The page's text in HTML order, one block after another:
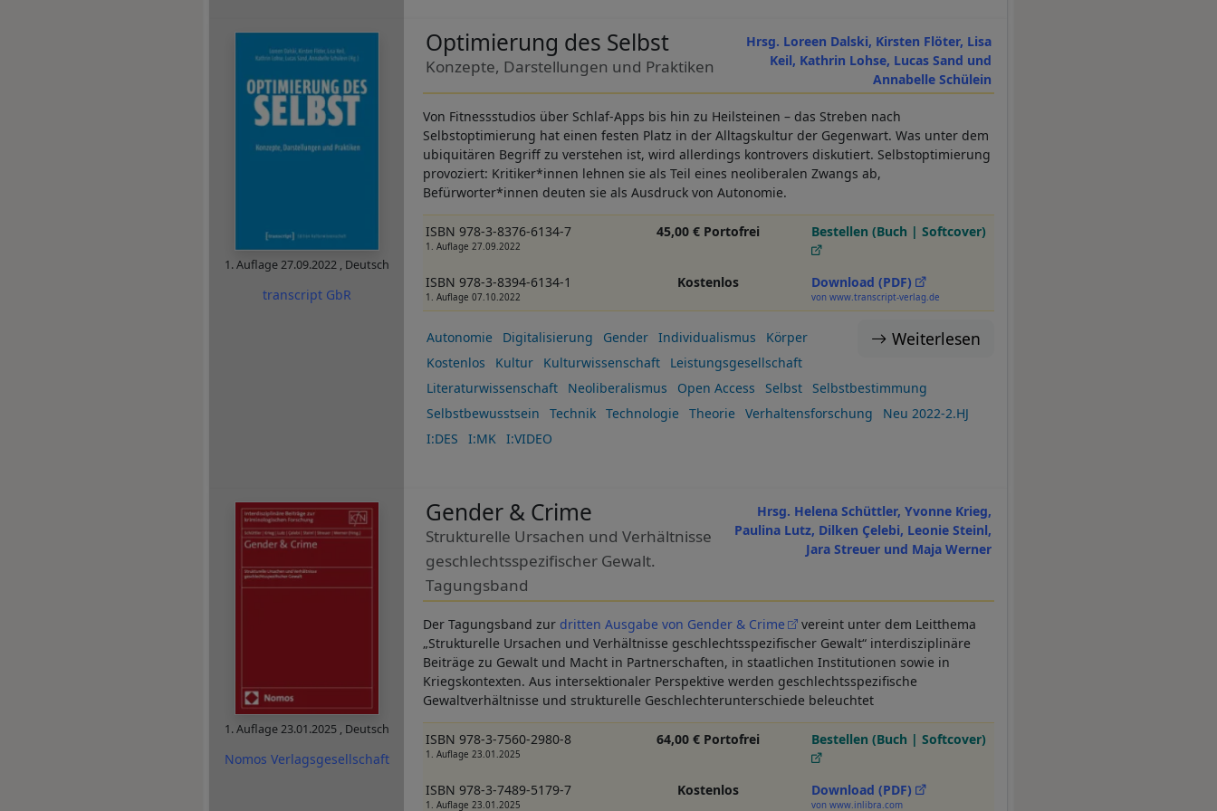
1. Auflage27.09.2022 , Deutsch
transcript GbR
Hrsg. Loreen Dalski, Kirsten Flöter, Lisa
Keil, Kathrin Lohse, Lucas Sand und
Annabelle Schülein
Optimierung des Selbst
Konzepte, Darstellungen und Praktiken
Von Fitnessstudios über Schlaf-Apps bis hin zu Heilsteinen – das Streben nach
Selbstoptimierung hat einen festen Platz in der Alltagskultur der Gegenwart. Was unter dem
ubiquitären Begriff zu verstehen ist, wird allerdings kontrovers diskutiert. Selbstoptimierung
provoziert: Kritiker*innen lehnen sie als Teil eines neoliberalen Zwangs ab,
Befürworter*innen deuten sie als Ausdruck von Autonomie.
ISBN 978-3-8376-6134-7
1. Auflage 27.09.2022
45,00 € Portofrei Bestellen (Buch | Softcover)
ISBN 978-3-8394-6134-1
1. Auflage 07.10.2022
Kostenlos Download (PDF)
von www.transcript-verlag.de
Weiterlesen
Autonomie Digitalisierung Gender Individualismus
Körper
Kostenlos
Kultur Kulturwissenschaft
Leistungsgesellschaft
Literaturwissenschaft
Neoliberalismus Open Access Selbst
Selbstbestimmung
Selbstbewusstsein
Technik Technologie Theorie Verhaltensforschung
Neu 2022-2.HJ
I:DES
I:MK I:VIDEO
1. Auflage23.01.2025 , Deutsch
Nomos Verlagsgesellschaft
Hrsg. Helena Schüttler, Yvonne Krieg,
Paulina Lutz, Dilken Çelebi, Leonie Steinl,
Jara Streuer und Maja Werner
Gender & Crime
Strukturelle Ursachen und Verhältnisse
geschlechtsspezifischer Gewalt.
Tagungsband
Der Tagungsband zur dritten Ausgabe von Gender & Crime
vereint unter dem Leitthema
„Strukturelle Ursachen und Verhältnisse geschlechtsspezifischer Gewalt“ interdisziplinäre
Beiträge zu Gewalt und Macht in Partnerschaften, in staatlichen Institutionen sowie in
Kriegskontexten. Aus intersektionaler Perspektive werden geschlechtsspezifische
Gewaltverhältnisse und strukturelle Geschlechterunterschiede beleuchtet
ISBN 978-3-7560-2980-8
1. Auflage 23.01.2025
64,00 € Portofrei Bestellen (Buch | Softcover)
ISBN 978-3-7489-5179-7
1. Auflage 23.01.2025
Kostenlos Download (PDF)
von www.inlibra.com